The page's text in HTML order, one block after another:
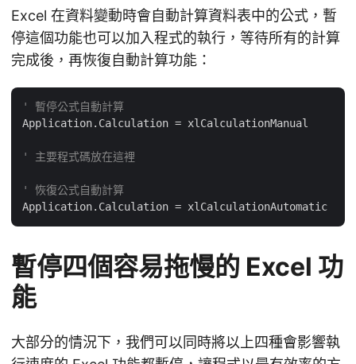
Excel 在資料變動時會自動計算資料表中的公式，暫
停這個功能也可以加入程式的執行，等待所有的計算
完成後，再恢復自動計算功能：
' 暫停公式自動計算
Application.Calculation = xlCalculationManual
' 主要程式碼放在這裡
' 恢復公式自動計算
暫停四個容易拖慢的 Excel 功
能
大部分的情況下，我們可以同時將以上四種會影響執